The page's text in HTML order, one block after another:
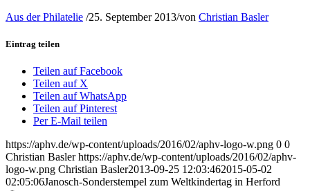
Aus der Philatelie /25. September 2013/von Christian Basler
Eintrag teilen
Teilen auf Facebook
Teilen auf X
Teilen auf WhatsApp
Teilen auf Pinterest
Per E-Mail teilen
https://aphv.de/wp-content/uploads/2016/02/aphv-logo-w.png 0 0
Christian Basler https://aphv.de/wp-content/uploads/2016/02/aphv-
logo-w.png Christian Basler2013-09-25 12:03:462015-05-02
02:05:06Janosch-Sonderstempel zum Weltkindertag in Herford